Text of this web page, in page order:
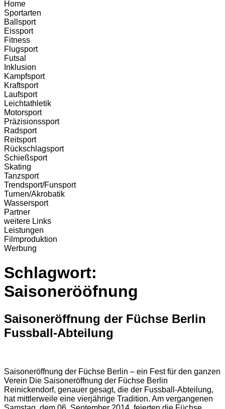
Menü
Home
Sportarten
Ballsport
Eissport
Fitness
Flugsport
Futsal
Inklusion
Kampfsport
Kraftsport
Laufsport
Leichtathletik
Motorsport
Präzisionssport
Radsport
Reitsport
Rückschlagsport
Schießsport
Skating
Tanzsport
Trendsport/Funsport
Turnen/Akrobatik
Wassersport
Partner
weitere Links
Leistungen
Filmproduktion
Werbung
Schlagwort:
Saisonerööfnung
Saisoneröffnung der Füchse Berlin
Fussball-Abteilung
Saisoneröffnung der Füchse Berlin – ein Fest für den ganzen
Verein Die Saisoneröffnung der Füchse Berlin
Reinickendorf, genauer gesagt, die der Fussball-Abteilung,
hat mittlerweile eine vierjährige Tradition. Am vergangenen